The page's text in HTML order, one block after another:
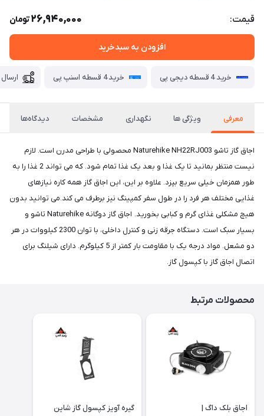
قیمت: 26,940,000تومان
افزودن به سبدخرید
خرید 4 قسطه دیجی پی خرید 4 قسطه اسنپ پی
معرفی ویژگی ها نگهداری مشخصات دیدگاه‌ها
اجاق گاز تاشو Naturehike NH22RJ003 محصولی با طراحی مدرن است. لازم
نیست منتظر بمانید تا یک غذا و بعد یک غذا تمام شود. که می تواند 2 غذا را به
طور همزمان خیلی سریع بپزد. علاوه بر این، این اجاق گاز همه کاره نیازهای
غذایی مختلف هر فرد را در طول سفر کمپینگ نیز برطرف می کند.می توانید بدون
هیچ مشکلی غذای گرم و کبابی بخورید. اجاق گاز دوگانه Naturehike تاشو و
بسیار سبک است. دستگاه جرقه زنی و کنترل داخلی، با توان 2300 کیلووات در هر
دو مشعل. مواد درجه یک با مقاومت بار کمتر از 5 کیلوگرم. دارای شیلنگ برای
اتصال اجاق گاز با کپسول گاز.
محصولات مرتبط
اجاق بلک داگ |
گیره آویز کپسول گاز شاین